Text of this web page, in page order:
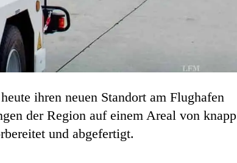
ihren neuen Standort am Flughafen
der Region auf einem Areal von knapp
und abgefertigt.